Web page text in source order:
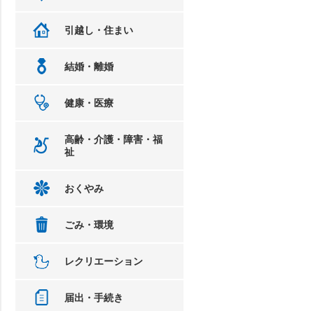
引越し・住まい
結婚・離婚
健康・医療
高齢・介護・障害・福
祉
おくやみ
ごみ・環境
レクリエーション
届出・手続き